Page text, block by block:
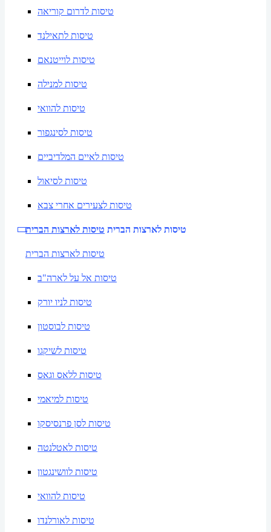
טיסות לדרום קוריאה
טיסות לתאילנד
טיסות לוייטנאם
טיסות למנילה
טיסות להוואי
טיסות לסינגפור
טיסות לאיים המלדיביים
טיסות לסיאול
טיסות לצעירים אחרי צבא
טיסות לארצות הברית טיסות לארצות הברית
טיסות לארצות הברית
טיסות אל על לארה"ב
טיסות לניו יורק
טיסות לבוסטון
טיסות לשיקגו
טיסות ללאס וגאס
טיסות למיאמי
טיסות לסן פרנסיסקו
טיסות לאטלנטה
טיסות לוושינגטון
טיסות להוואי
טיסות לאורלנדו